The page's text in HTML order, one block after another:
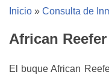
Inicio » Consulta de
African Reefer
El buque African